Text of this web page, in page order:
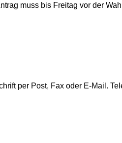
muss bis Freitag vor der
per Post, Fax oder E-Mail.